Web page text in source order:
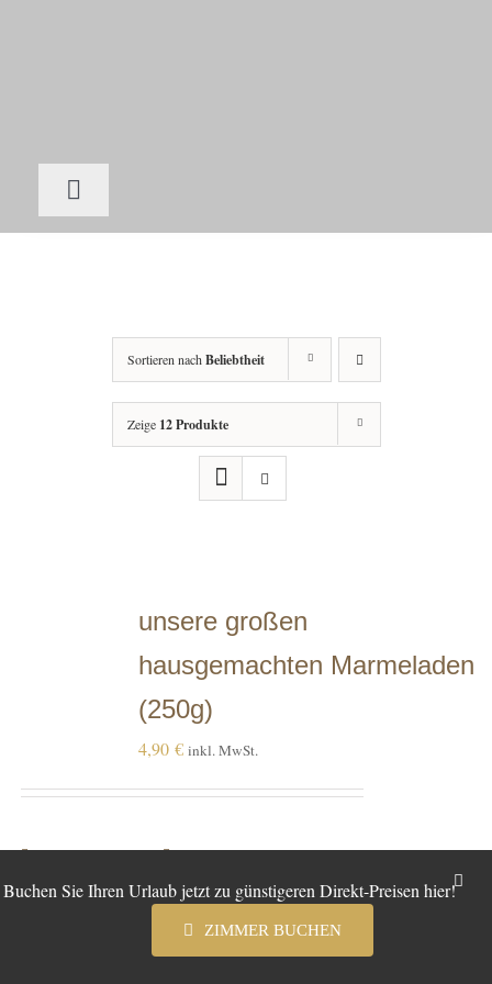
Toggle
Navigation
Schlafen
Zimmer buchen
Kontakt
Gutscheine+Shop
Warenkorb
Sortieren nachBeliebtheit
Zeige 12 Produkte
unsere großen
hausgemachten Marmeladen
(250g)
4,90 € inkl. MwSt.
Ausführung wählen
Dieses
Produkt
weist
mehrere
Details
Buchen Sie Ihren Urlaub jetzt zu günstigeren Direkt-Preisen hier!
ZIMMER BUCHEN